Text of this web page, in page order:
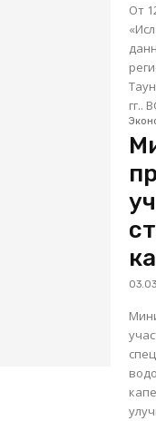
От
гг..
участие государственных